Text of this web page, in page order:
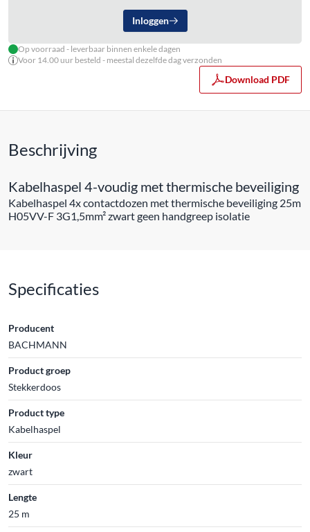
Inloggen
Op voorraad - leverbaar binnen enkele dagen
Voor 14.00 uur besteld - meestal dezelfde dag verzonden
Download PDF
Beschrijving
Kabelhaspel 4-voudig met thermische beveiliging
Kabelhaspel 4x contactdozen met thermische beveiliging 25m
H05VV-F 3G1,5mm² zwart geen handgreep isolatie
Specificaties
Producent
BACHMANN
Product groep
Stekkerdoos
Product type
Kabelhaspel
Kleur
zwart
Lengte
25 m